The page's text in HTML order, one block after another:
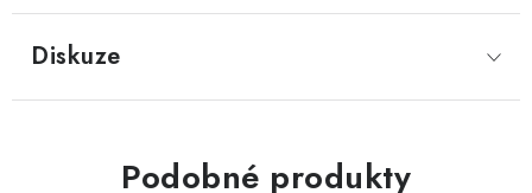
Diskuze
Podobné produkty